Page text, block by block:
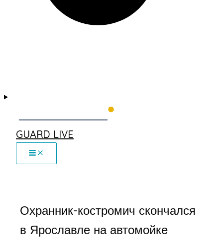
GUARD LIVE
Охранник-костромич скончался
в Ярославле на автомойке